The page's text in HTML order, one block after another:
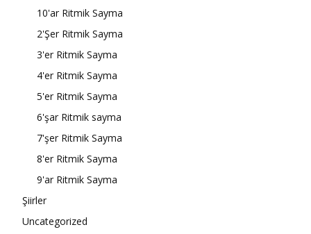
10'ar Ritmik Sayma
2'Şer Ritmik Sayma
3'er Ritmik Sayma
4'er Ritmik Sayma
5'er Ritmik Sayma
6'şar Ritmik sayma
7'şer Ritmik Sayma
8'er Ritmik Sayma
9'ar Ritmik Sayma
Şiirler
Uncategorized